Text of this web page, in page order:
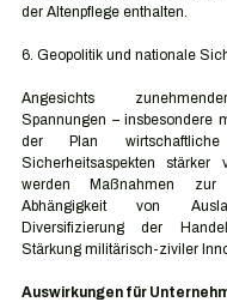
der Altenpflege enthalten.
6. Geopolitik und nationale
Angesichts
Spannungen – insbesondere
der Plan
Sicherheitsaspekten stärker
werden Maßnahmen zur
Abhängigkeit von
Diversifizierung der
Stärkung militärisch-ziviler
Auswirkungen für